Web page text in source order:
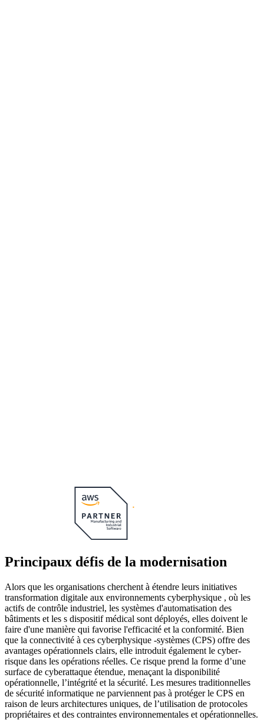
Principaux défis de la modernisation
Alors que les organisations cherchent à étendre leurs initiatives
transformation digitale aux environnements cyberphysique , où les
actifs de contrôle industriel, les systèmes d'automatisation des
bâtiments et les s dispositif médical sont déployés, elles doivent le
faire d'une manière qui favorise l'efficacité et la conformité. Bien
que la connectivité à ces cyberphysique -systèmes (CPS) offre des
avantages opérationnels clairs, elle introduit également le cyber-
risque dans les opérations réelles. Ce risque prend la forme d’une
surface de cyberattaque étendue, menaçant la disponibilité
opérationnelle, l’intégrité et la sécurité. Les mesures traditionnelles
de sécurité informatique ne parviennent pas à protéger le CPS en
raison de leurs architectures uniques, de l’utilisation de protocoles
propriétaires et des contraintes environnementales et opérationnelles.